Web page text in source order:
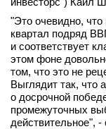
Стать
"Это очевидно,
квартал подряд
и соответствует
этом фоне
том, что это не
Выглядит так, что
о досрочной
промежуточных
действительное", -